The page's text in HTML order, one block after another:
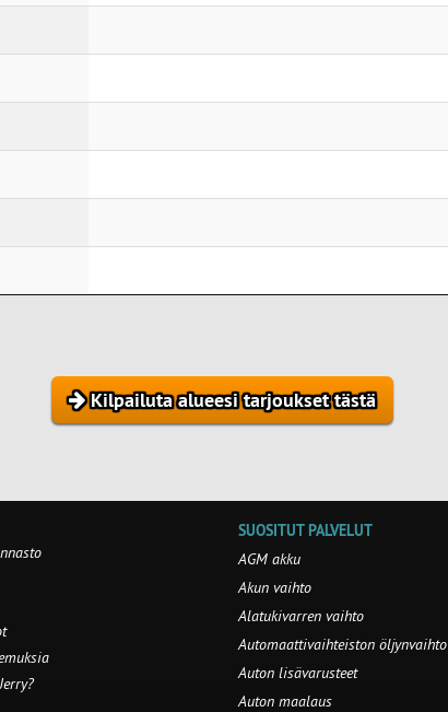
Kilpailuta alueesi tarjoukset tästä
SUOSITUT PALVELUT
AGM akku
Akun vaihto
Alatukivarren vaihto
Automaattivaihteiston öljynvaihto
Auton lisävarusteet
Auton maalaus